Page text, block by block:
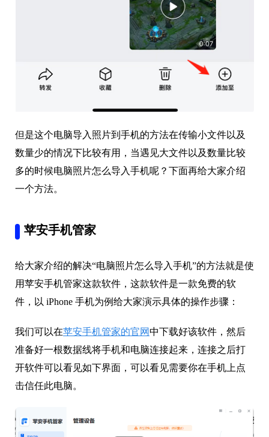
但是这个电脑导入照片到手机的方法在传输小文件以及
数量少的情况下比较有用，当遇见大文件以及数量比较
多的时候电脑照片怎么导入手机呢？下面再给大家介绍
一个方法。
苹安手机管家
给大家介绍的解决“电脑照片怎么导入手机”的方法就是使
用苹安手机管家这款软件，这款软件是一款免费的软
件，以 iPhone 手机为例给大家演示具体的操作步骤：
我们可以在苹安手机管家的官网中下载好该软件，然后
准备好一根数据线将手机和电脑连接起来，连接之后打
开软件可以看见如下界面，可以看见需要你在手机上点
击信任此电脑。